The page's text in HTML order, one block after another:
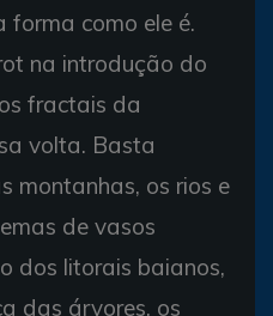
forma como ele é.
na introdução do
fractais da
volta. Basta
montanhas, os rios e
de vasos
dos litorais baianos,
das árvores, os